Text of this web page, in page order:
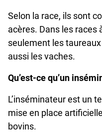
Selon la race, ils sont
acères. Dans les races
seulement les
aussi les vaches.
Qu’est-ce qu’un
L’inséminateur est un
mise en place
bovins.